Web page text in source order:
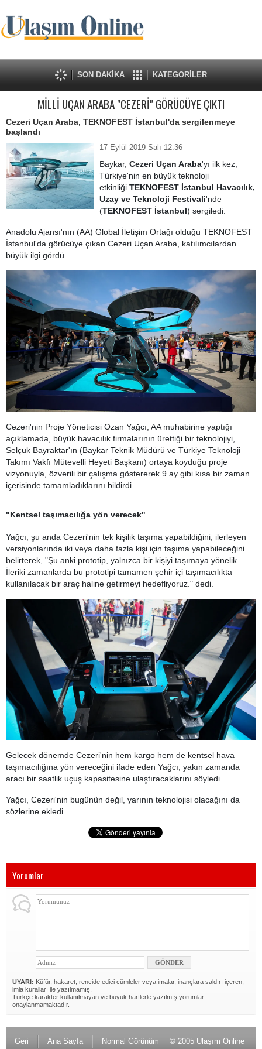
SON DAKİKA KATEGORİLER
MİLLİ UÇAN ARABA "CEZERİ" GÖRÜCÜYE ÇIKTI
Cezeri Uçan Araba, TEKNOFEST İstanbul'da sergilenmeye
başlandı
17 Eylül 2019 Salı 12:36
Baykar, Cezeri Uçan Araba'yı ilk kez,
Türkiye'nin en büyük teknoloji
etkinliği TEKNOFEST İstanbul Havacılık,
Uzay ve Teknoloji Festivali'nde
(TEKNOFEST İstanbul) sergiledi.
Anadolu Ajansı'nın (AA) Global İletişim Ortağı olduğu TEKNOFEST
İstanbul'da görücüye çıkan Cezeri Uçan Araba, katılımcılardan
büyük ilgi gördü.
Cezeri'nin Proje Yöneticisi Ozan Yağcı, AA muhabirine yaptığı
açıklamada, büyük havacılık firmalarının ürettiği bir teknolojiyi,
Selçuk Bayraktar'ın (Baykar Teknik Müdürü ve Türkiye Teknoloji
Takımı Vakfı Mütevelli Heyeti Başkanı) ortaya koyduğu proje
vizyonuyla, özverili bir çalışma göstererek 9 ay gibi kısa bir zaman
içerisinde tamamladıklarını bildirdi.
"Kentsel taşımacılığa yön verecek"
Yağcı, şu anda Cezeri'nin tek kişilik taşıma yapabildiğini, ilerleyen
versiyonlarında iki veya daha fazla kişi için taşıma yapabileceğini
belirterek, "Şu anki prototip, yalnızca bir kişiyi taşımaya yönelik.
İleriki zamanlarda bu prototipi tamamen şehir içi taşımacılıkta
kullanılacak bir araç haline getirmeyi hedefliyoruz." dedi.
Gelecek dönemde Cezeri'nin hem kargo hem de kentsel hava
taşımacılığına yön vereceğini ifade eden Yağcı, yakın zamanda
aracı bir saatlik uçuş kapasitesine ulaştıracaklarını söyledi.
Yağcı, Cezeri'nin bugünün değil, yarının teknolojisi olacağını da
sözlerine ekledi.
Yorumlar
UYARI: Küfür, hakaret, rencide edici cümleler veya imalar, inançlara saldırı içeren,
imla kuralları ile yazılmamış,
Türkçe karakter kullanılmayan ve büyük harflerle yazılmış yorumlar
onaylanmamaktadır.
Geri Ana Sayfa Normal Görünüm © 2005 Ulaşım Online